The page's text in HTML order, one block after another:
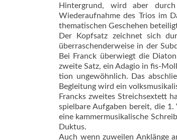
Hintergrund, wird aber
Wiederaufnahme des Trios im
thematischen Geschehen
Der Kopfsatz zeichnet sich
überraschenderweise in der
Bei Franck überwiegt die
zweite Satz, ein Adagio in fis-
tion ungewöhnlich. Das
Begleitung wird ein
Francks zweites Streichsextett
spielbare Aufgaben bereit, die
eine kammermusikalische
Duktus.
Auch wenn zuweilen Anklänge